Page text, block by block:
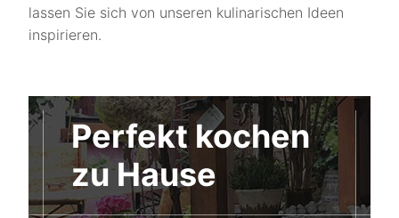
lassen Sie sich von unseren kulinarischen Ideen
inspirieren.
Perfekt kochen
zu Hause